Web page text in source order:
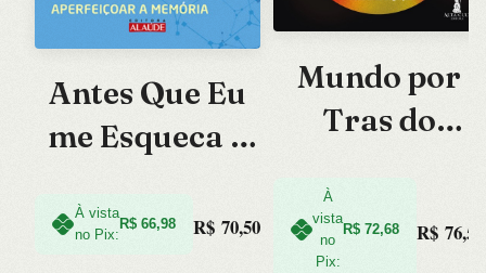
Antes Que Eu
me Esqueca –
Habitos e
À vista
no Pix:
R$ 66,98 R$ 70,50
Mundo por
Tras do
Consciencia,
Livre-arbitrio
À
vista
no
Pix:
R$ 72,68 R$ 76,50